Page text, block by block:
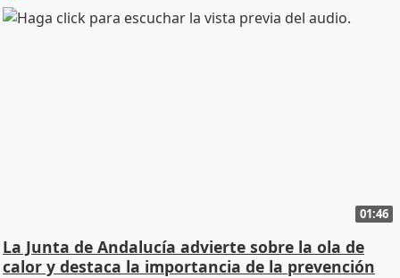
01:46
La Junta de Andalucía advierte sobre la ola de
calor y destaca la importancia de la prevención